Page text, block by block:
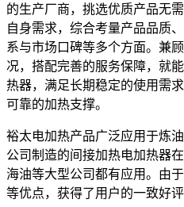
的生产厂商，挑选优质产品无
自身需求，综合考量产品品质
系与市场口碑等多个方面。兼
况，搭配完善的服务保障，就
热器，满足长期稳定的使用需
可靠的加热支撑。
裕太电加热产品广泛应用于炼
公司制造的间接加热电加热器
海油等大型公司都有应用。由
等优点，获得了用户的一致好